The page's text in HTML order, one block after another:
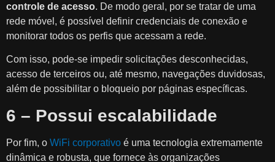
controle de acesso. De modo geral, por se tratar de uma
rede móvel, é possível definir credenciais de conexão e
monitorar todos os perfis que acessam a rede.
Com isso, pode-se impedir solicitações desconhecidas,
acesso de terceiros ou, até mesmo, navegações duvidosas,
além de possibilitar o bloqueio por páginas específicas.
6 – Possui escalabilidade
Por fim, o WiFi corporativo é uma tecnologia extremamente
dinâmica e robusta, que fornece às organizações